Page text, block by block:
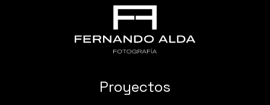
Proyectos